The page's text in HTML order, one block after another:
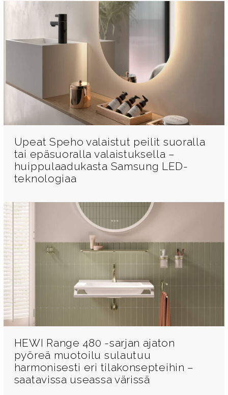
Upeat Speho valaistut peilit suoralla
tai epäsuoralla valaistuksella –
huippulaadukasta Samsung LED-
teknologiaa
HEWI Range 480 -sarjan ajaton
pyöreä muotoilu sulautuu
harmonisesti eri tilakonsepteihin –
saatavissa useassa värissä